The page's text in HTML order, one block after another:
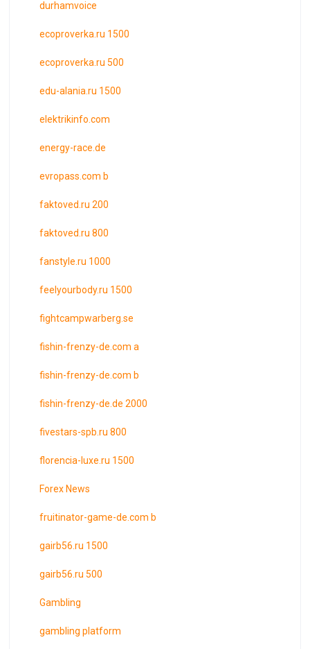
durhamvoice
ecoproverka.ru 1500
ecoproverka.ru 500
edu-alania.ru 1500
elektrikinfo.com
energy-race.de
evropass.com b
faktoved.ru 200
faktoved.ru 800
fanstyle.ru 1000
feelyourbody.ru 1500
fightcampwarberg.se
fishin-frenzy-de.com a
fishin-frenzy-de.com b
fishin-frenzy-de.de 2000
fivestars-spb.ru 800
florencia-luxe.ru 1500
Forex News
fruitinator-game-de.com b
gairb56.ru 1500
gairb56.ru 500
Gambling
gambling platform